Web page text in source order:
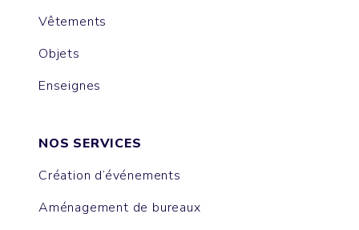
Vêtements
Objets
Enseignes
NOS SERVICES
Création d’événements
Aménagement de bureaux